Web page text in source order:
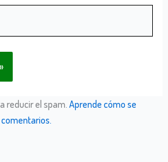
reducir el spam. Aprende cómo se